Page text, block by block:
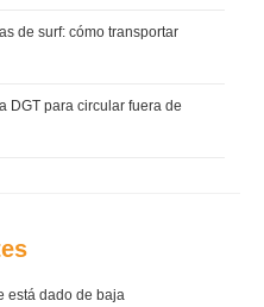
de surf: cómo transportar
DGT para circular fuera de
está dado de baja